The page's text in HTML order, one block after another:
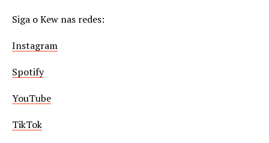
Siga o Kew nas redes:
Instagram
Spotify
YouTube
TikTok